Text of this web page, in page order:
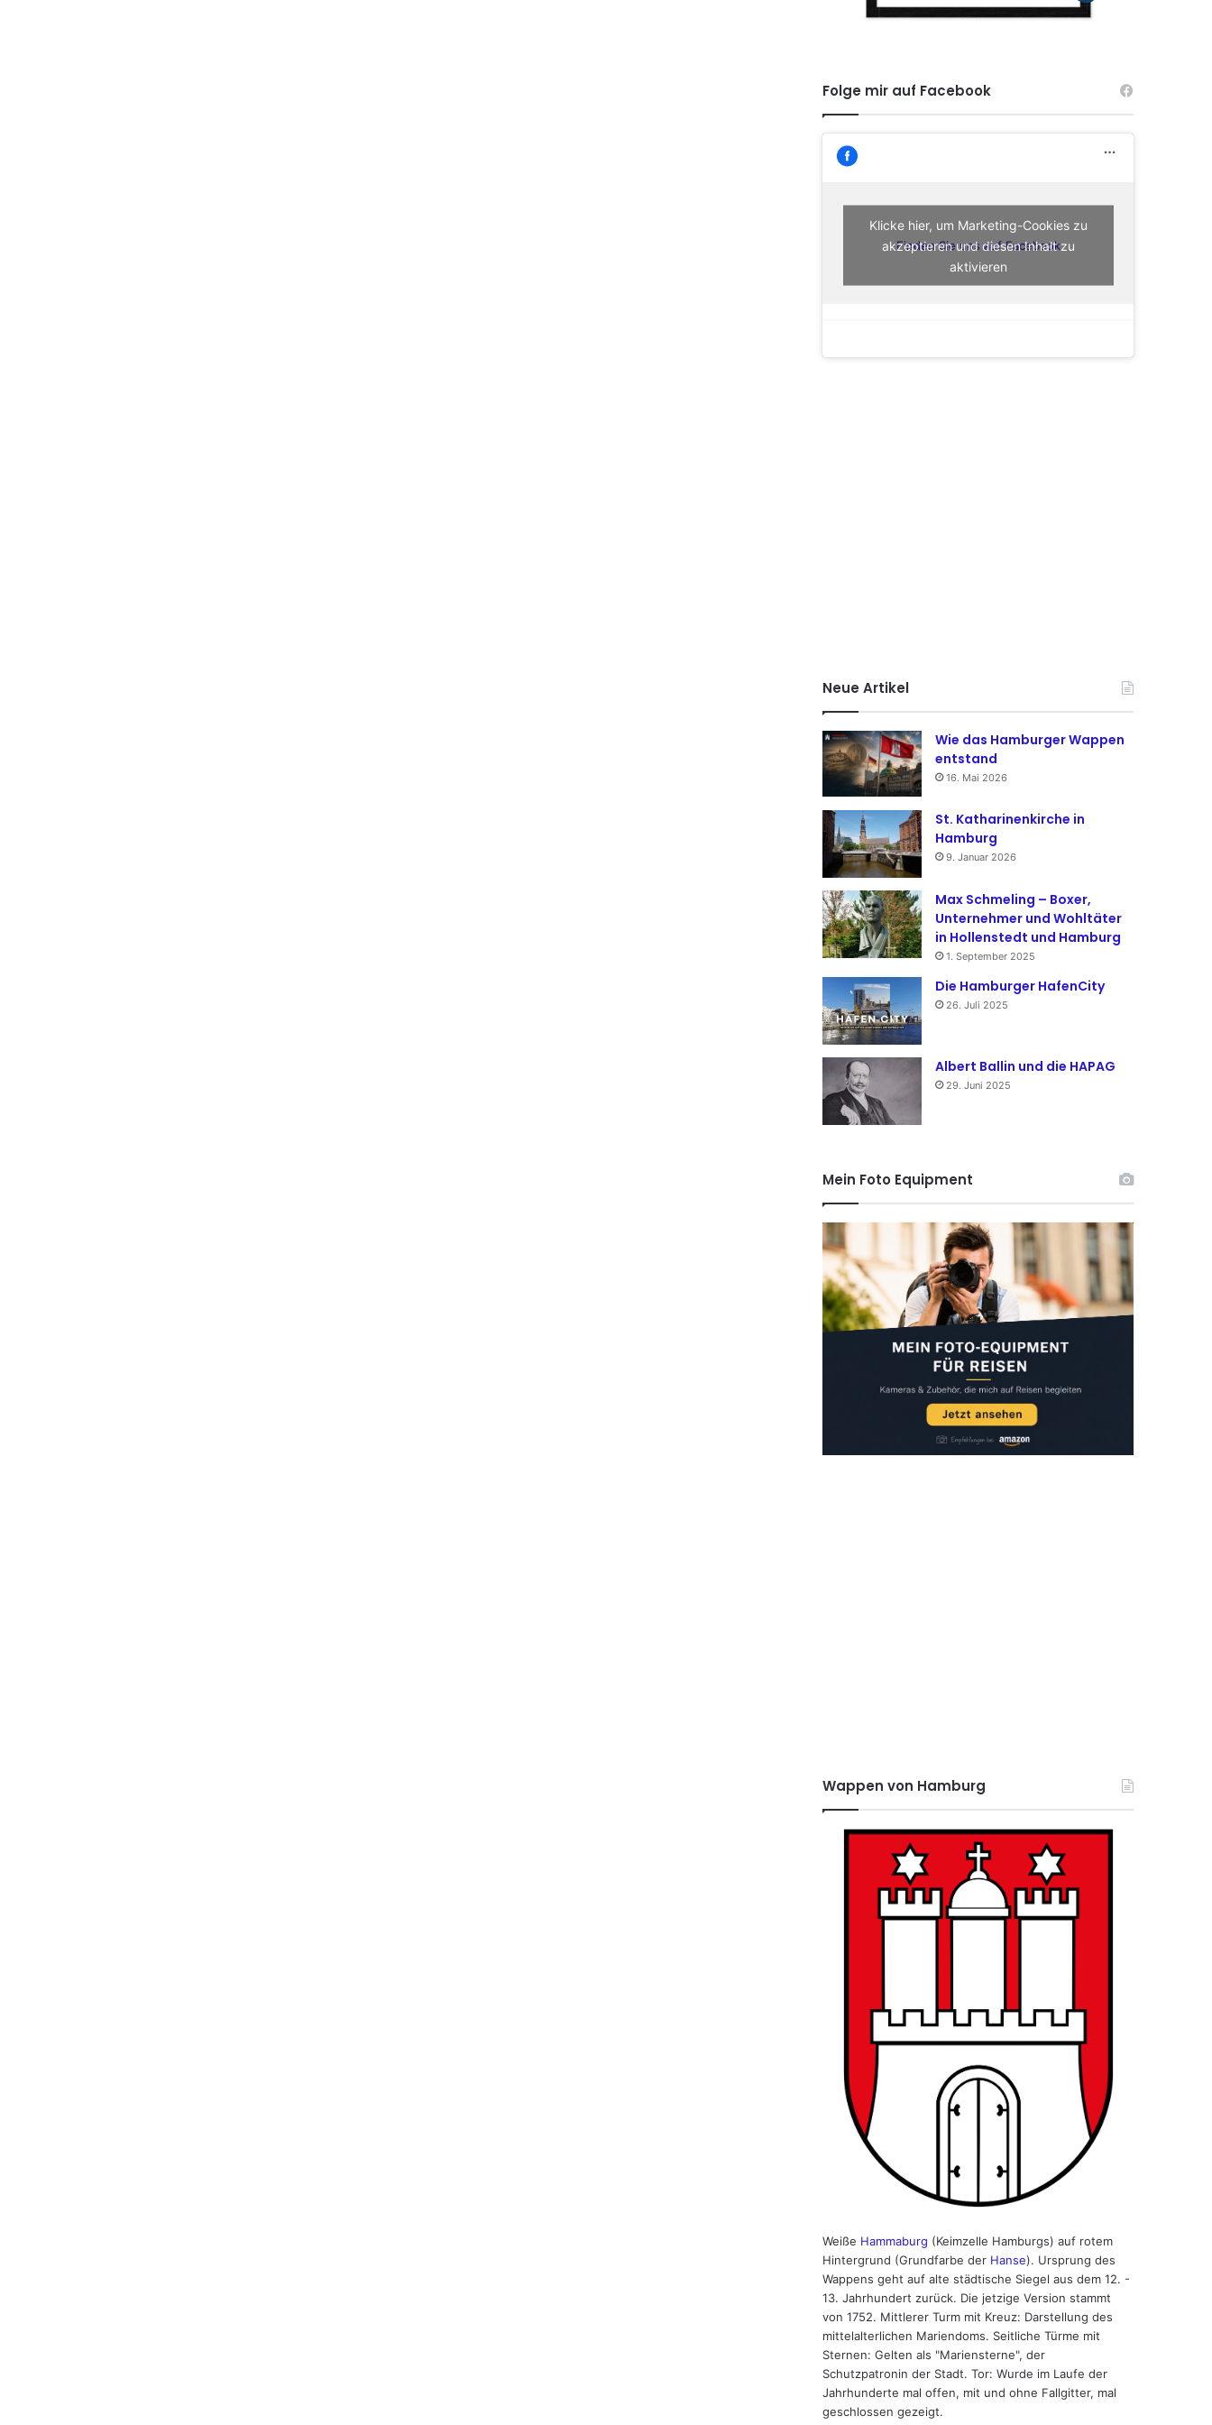
Folge mir auf Facebook
Finden Sie uns auf Facebook
Klicke hier, um Marketing-Cookies zu
akzeptieren und diesen Inhalt zu
aktivieren
Neue Artikel
Wie das Hamburger Wappen
entstand
16. Mai 2026
St. Katharinenkirche in
Hamburg
9. Januar 2026
Max Schmeling – Boxer,
Unternehmer und Wohltäter
in Hollenstedt und Hamburg
1. September 2025
Die Hamburger HafenCity
26. Juli 2025
Albert Ballin und die HAPAG
29. Juni 2025
Mein Foto Equipment
Wappen von Hamburg
Weiße Hammaburg (Keimzelle Hamburgs) auf rotem
Hintergrund (Grundfarbe der Hanse). Ursprung des
Wappens geht auf alte städtische Siegel aus dem 12. -
13. Jahrhundert zurück. Die jetzige Version stammt
von 1752. Mittlerer Turm mit Kreuz: Darstellung des
mittelalterlichen Mariendoms. Seitliche Türme mit
Sternen: Gelten als "Mariensterne", der
Schutzpatronin der Stadt. Tor: Wurde im Laufe der
Jahrhunderte mal offen, mit und ohne Fallgitter, mal
geschlossen gezeigt.